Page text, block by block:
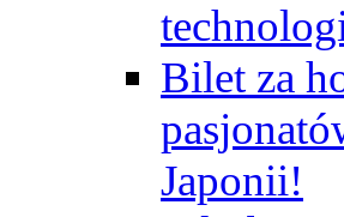
Bilet za
Japonii!